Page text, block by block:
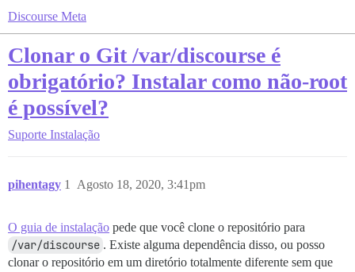
Discourse Meta
Clonar o Git /var/discourse é
obrigatório? Instalar como não-root
é possível?
Suporte Instalação
pihentagy Agosto 18, 2020, 3:41pm
1
O guia de instalação pede que você clone o repositório para
/var/discourse . Existe alguma dependência disso, ou posso
clonar o repositório em um diretório totalmente diferente sem que